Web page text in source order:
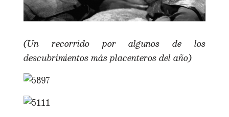
(Un recorrido por algunos de los
descubrimientos más placenteros del año)